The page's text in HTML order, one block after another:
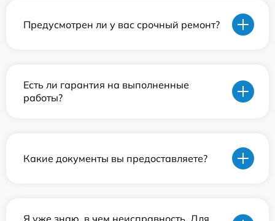
Предусмотрен ли у вас срочный ремонт?
Есть ли гарантия на выполненные
работы?
Какие документы вы предоставляете?